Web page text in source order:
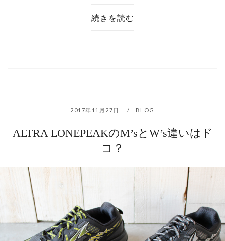
続きを読む
2017年11月27日 BLOG
ALTRA LONEPEAKのM’sとW’s違いはド
コ？